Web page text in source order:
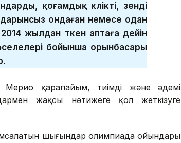
қоғамдық көлікті, өзенді
ондаған немесе одан
жылдан өткен аптаға дейін
бойынша орынбасары
Мерио қарапайым, тиімді және әдемі
жақсы нәтижеге қол жеткізуге
шығындар олимпиада ойындары